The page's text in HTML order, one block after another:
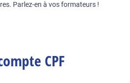
Parlez-en à vos formateurs !
CPF